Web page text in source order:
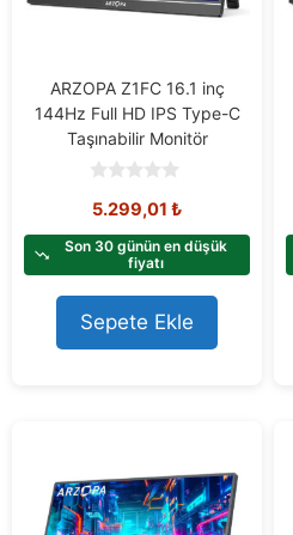
ARZOPA Z1FC 16.1 inç
144Hz Full HD IPS Type-C
Taşınabilir Monitör
o
t
f
5
5.299,01 ₺
Son 30 günün en düşük
fiyatı
Sepete Ekle